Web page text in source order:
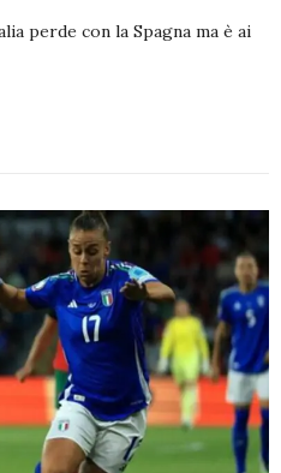
perde con la Spagna ma è ai